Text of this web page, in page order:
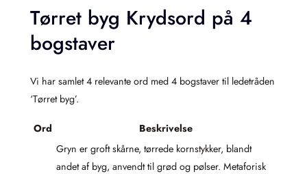
Tørret byg Krydsord på 4
bogstaver
Vi har samlet 4 relevante ord med 4 bogstaver til ledetråden
‘Tørret byg’.
Ord Beskrivelse
Gryn er groft skårne, tørrede kornstykker, blandt
andet af byg, anvendt til grød og pølser. Metaforisk